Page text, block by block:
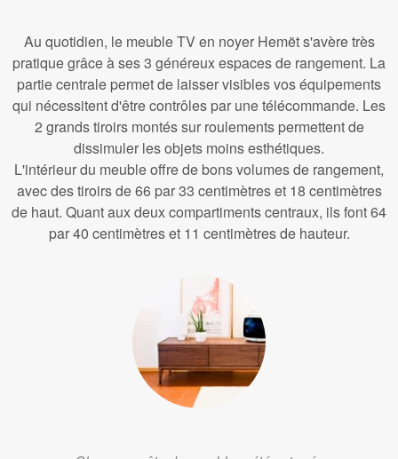
Au quotidien, le meuble TV en noyer Hemët s'avère très
pratique grâce à ses 3 généreux espaces de rangement. La
partie centrale permet de laisser visibles vos équipements
qui nécessitent d'être contrôles par une télécommande. Les
2 grands tiroirs montés sur roulements permettent de
dissimuler les objets moins esthétiques.
L'intérieur du meuble offre de bons volumes de rangement,
avec des tiroirs de 66 par 33 centimètres et 18 centimètres
de haut. Quant aux deux compartiments centraux, ils font 64
par 40 centimètres et 11 centimètres de hauteur.